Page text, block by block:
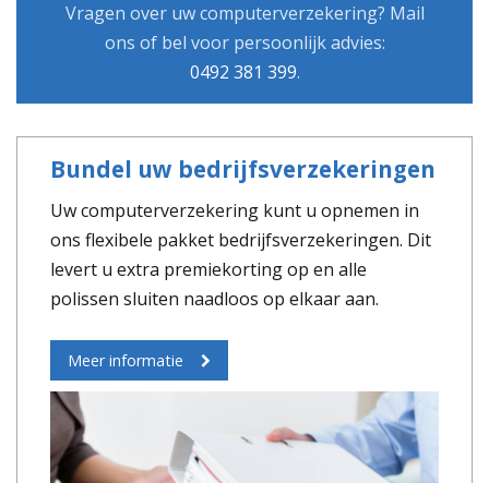
Vragen over uw computerverzekering? Mail
ons of bel voor persoonlijk advies:
0492 381 399.
Bundel uw bedrijfsverzekeringen
Uw computerverzekering kunt u opnemen in
ons flexibele pakket bedrijfsverzekeringen. Dit
levert u extra premiekorting op en alle
polissen sluiten naadloos op elkaar aan.
Meer informatie